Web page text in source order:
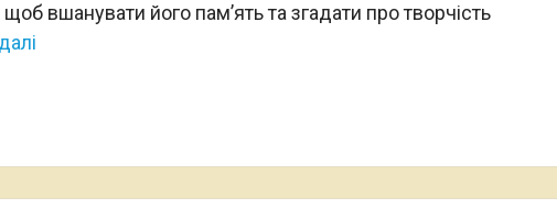
вшанувати його пам’ять та згадати про творчість